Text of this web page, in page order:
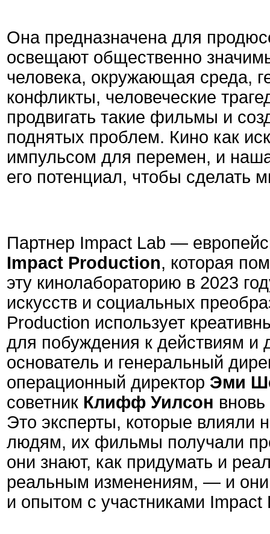
Она предназначена для
освещают общественно
человека, окружающая среда,
конфликты, человеческие
продвигать такие фильмы и
поднятых проблем. Кино как
импульсом для перемен, и
его потенциал, чтобы сделать
Партнер Impact Lab —
Impact Production, которая
эту кинолабораторию в 2023
искусств и социальных
Production использует
для побуждения к действиям и
основатель и генеральный
операционный директор Эми
советник Клифф Уилсон
Это эксперты, которые влияли
людям, их фильмы получали
они знают, как придумать и
реальным изменениям, — и они
и опытом с участниками Impact